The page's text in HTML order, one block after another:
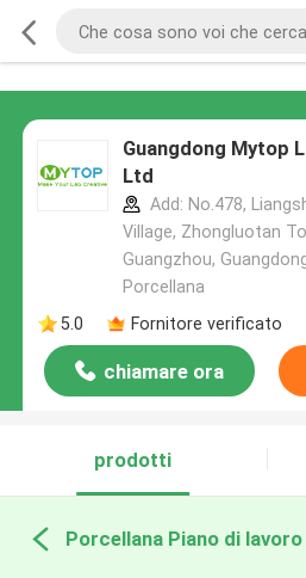
Guangdong Mytop
Ltd
Add: No.478,
Village, Zhongluotan
Guangzhou,
Porcellana
5.0
Fornitore verificato
chiamare ora
prodotti
Porcellana Piano di